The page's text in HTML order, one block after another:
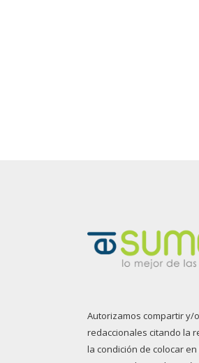
Autorizamos compartir y/
redaccionales citando la
la condición de colocar